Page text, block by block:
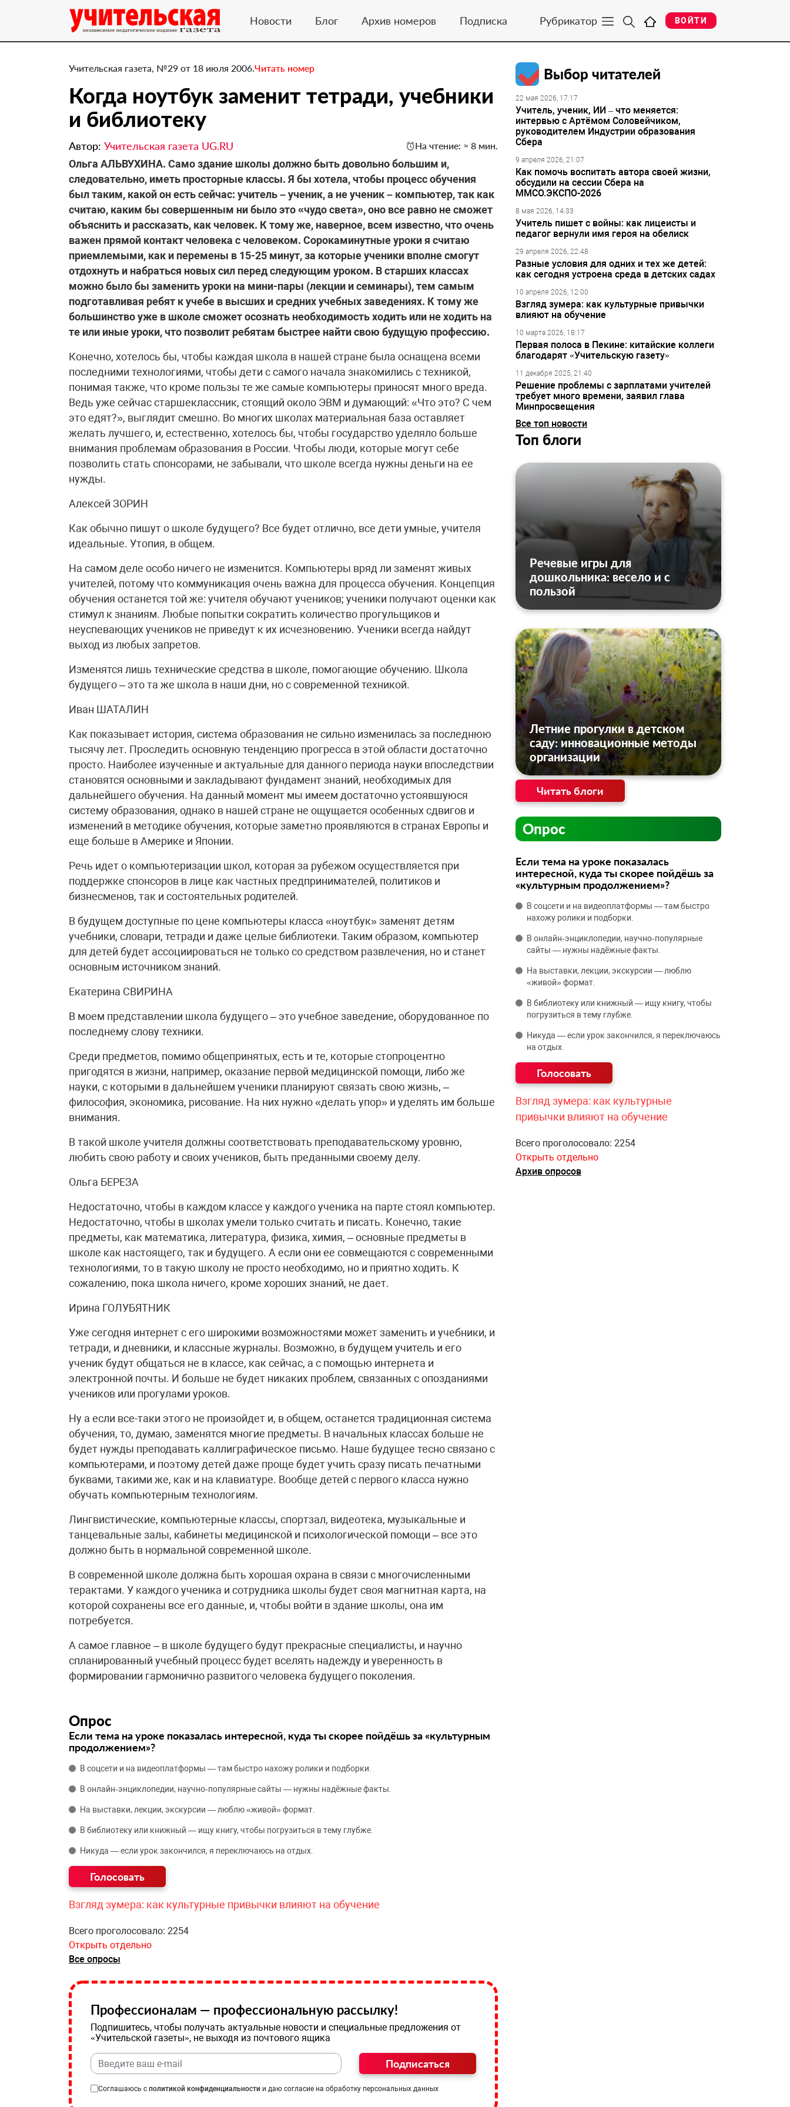
Новости Блог Архив номеров Подписка Рубрикатор ВОЙТИ
Учительская газета, №29 от 18 июля 2006.Читать номер
Когда ноутбук заменит тетради, учебники
и библиотеку
Автор: Учительская газета UG.RU На чтение: ≈ 8 мин.
Ольга АЛЬВУХИНА. Само здание школы должно быть довольно большим и,
следовательно, иметь просторные классы. Я бы хотела, чтобы процесс обучения
был таким, какой он есть сейчас: учитель – ученик, а не ученик – компьютер, так как
считаю, каким бы совершенным ни было это «чудо света», оно все равно не сможет
объяснить и рассказать, как человек. К тому же, наверное, всем известно, что очень
важен прямой контакт человека с человеком. Сорокаминутные уроки я считаю
приемлемыми, как и перемены в 15-25 минут, за которые ученики вполне смогут
отдохнуть и набраться новых сил перед следующим уроком. В старших классах
можно было бы заменить уроки на мини-пары (лекции и семинары), тем самым
подготавливая ребят к учебе в высших и средних учебных заведениях. К тому же
большинство уже в школе сможет осознать необходимость ходить или не ходить на
те или иные уроки, что позволит ребятам быстрее найти свою будущую профессию.
Конечно, хотелось бы, чтобы каждая школа в нашей стране была оснащена всеми
последними технологиями, чтобы дети с самого начала знакомились с техникой,
понимая также, что кроме пользы те же самые компьютеры приносят много вреда.
Ведь уже сейчас старшеклассник, стоящий около ЭВМ и думающий: «Что это? С чем
это едят?», выглядит смешно. Во многих школах материальная база оставляет
желать лучшего, и, естественно, хотелось бы, чтобы государство уделяло больше
внимания проблемам образования в России. Чтобы люди, которые могут себе
позволить стать спонсорами, не забывали, что школе всегда нужны деньги на ее
нужды.
Алексей ЗОРИН
Как обычно пишут о школе будущего? Все будет отлично, все дети умные, учителя
идеальные. Утопия, в общем.
На самом деле особо ничего не изменится. Компьютеры вряд ли заменят живых
учителей, потому что коммуникация очень важна для процесса обучения. Концепция
обучения останется той же: учителя обучают учеников; ученики получают оценки как
стимул к знаниям. Любые попытки сократить количество прогульщиков и
неуспевающих учеников не приведут к их исчезновению. Ученики всегда найдут
выход из любых запретов.
Изменятся лишь технические средства в школе, помогающие обучению. Школа
будущего – это та же школа в наши дни, но с современной техникой.
Иван ШАТАЛИН
Как показывает история, система образования не сильно изменилась за последнюю
тысячу лет. Проследить основную тенденцию прогресса в этой области достаточно
просто. Наиболее изученные и актуальные для данного периода науки впоследствии
становятся основными и закладывают фундамент знаний, необходимых для
дальнейшего обучения. На данный момент мы имеем достаточно устоявшуюся
систему образования, однако в нашей стране не ощущается особенных сдвигов и
изменений в методике обучения, которые заметно проявляются в странах Европы и
еще больше в Америке и Японии.
Речь идет о компьютеризации школ, которая за рубежом осуществляется при
поддержке спонсоров в лице как частных предпринимателей, политиков и
бизнесменов, так и состоятельных родителей.
В будущем доступные по цене компьютеры класса «ноутбук» заменят детям
учебники, словари, тетради и даже целые библиотеки. Таким образом, компьютер
для детей будет ассоциироваться не только со средством развлечения, но и станет
основным источником знаний.
Екатерина СВИРИНА
В моем представлении школа будущего – это учебное заведение, оборудованное по
последнему слову техники.
Среди предметов, помимо общепринятых, есть и те, которые стопроцентно
пригодятся в жизни, например, оказание первой медицинской помощи, либо же
науки, с которыми в дальнейшем ученики планируют связать свою жизнь, –
философия, экономика, рисование. На них нужно «делать упор» и уделять им больше
внимания.
В такой школе учителя должны соответствовать преподавательскому уровню,
любить свою работу и своих учеников, быть преданными своему делу.
Ольга БЕРЕЗА
Недостаточно, чтобы в каждом классе у каждого ученика на парте стоял компьютер.
Недостаточно, чтобы в школах умели только считать и писать. Конечно, такие
предметы, как математика, литература, физика, химия, – основные предметы в
школе как настоящего, так и будущего. А если они ее совмещаются с современными
технологиями, то в такую школу не просто необходимо, но и приятно ходить. К
сожалению, пока школа ничего, кроме хороших знаний, не дает.
Ирина ГОЛУБЯТНИК
Уже сегодня интернет с его широкими возможностями может заменить и учебники, и
тетради, и дневники, и классные журналы. Возможно, в будущем учитель и его
ученик будут общаться не в классе, как сейчас, а с помощью интернета и
электронной почты. И больше не будет никаких проблем, связанных с опозданиями
учеников или прогулами уроков.
Ну а если все-таки этого не произойдет и, в общем, останется традиционная система
обучения, то, думаю, заменятся многие предметы. В начальных классах больше не
будет нужды преподавать каллиграфическое письмо. Наше будущее тесно связано с
компьютерами, и поэтому детей даже проще будет учить сразу писать печатными
буквами, такими же, как и на клавиатуре. Вообще детей с первого класса нужно
обучать компьютерным технологиям.
Лингвистические, компьютерные классы, спортзал, видеотека, музыкальные и
танцевальные залы, кабинеты медицинской и психологической помощи – все это
должно быть в нормальной современной школе.
В современной школе должна быть хорошая охрана в связи с многочисленными
терактами. У каждого ученика и сотрудника школы будет своя магнитная карта, на
которой сохранены все его данные, и, чтобы войти в здание школы, она им
потребуется.
А самое главное – в школе будущего будут прекрасные специалисты, и научно
спланированный учебный процесс будет вселять надежду и уверенность в
формировании гармонично развитого человека будущего поколения.
Опрос
Если тема на уроке показалась интересной, куда ты скорее пойдёшь за «культурным
продолжением»?
В соцсети и на видеоплатформы — там быстро нахожу ролики и подборки.
В онлайн‑энциклопедии, научно‑популярные сайты — нужны надёжные факты.
На выставки, лекции, экскурсии — люблю «живой» формат.
В библиотеку или книжный — ищу книгу, чтобы погрузиться в тему глубже.
Никуда — если урок закончился, я переключаюсь на отдых.
Взгляд зумера: как культурные привычки влияют на обучение
Всего проголосовало: 2254
Открыть отдельно
Все опросы
Профессионалам — профессиональную рассылку!
Подпишитесь, чтобы получать актуальные новости и специальные предложения от
«Учительской газеты», не выходя из почтового ящика
Подписаться
Соглашаюсь с политикой конфиденциальности и даю согласие на обработку персональных данных
Выбор читателей
22 мая 2026, 17:17
Учитель, ученик, ИИ – что меняется:
интервью с Артёмом Соловейчиком,
руководителем Индустрии образования
Сбера
9 апреля 2026, 21:07
Как помочь воспитать автора своей жизни,
обсудили на сессии Сбера на
ММСО.ЭКСПО-2026
8 мая 2026, 14:33
Учитель пишет с войны: как лицеисты и
педагог вернули имя героя на обелиск
29 апреля 2026, 22:48
Разные условия для одних и тех же детей:
как сегодня устроена среда в детских садах
10 апреля 2026, 12:00
Взгляд зумера: как культурные привычки
влияют на обучение
10 марта 2026, 18:17
Первая полоса в Пекине: китайские коллеги
благодарят «Учительскую газету»
11 декабря 2025, 21:40
Решение проблемы с зарплатами учителей
требует много времени, заявил глава
Минпросвещения
Все топ новости
Топ блоги
Речевые игры для
дошкольника: весело и с
пользой
Летние прогулки в детском
саду: инновационные методы
организации
Читать блоги
Опрос
Если тема на уроке показалась
интересной, куда ты скорее пойдёшь за
«культурным продолжением»?
В соцсети и на видеоплатформы — там быстро
нахожу ролики и подборки.
В онлайн‑энциклопедии, научно‑популярные
сайты — нужны надёжные факты.
На выставки, лекции, экскурсии — люблю
«живой» формат.
В библиотеку или книжный — ищу книгу, чтобы
погрузиться в тему глубже.
Никуда — если урок закончился, я переключаюсь
на отдых.
Взгляд зумера: как культурные
привычки влияют на обучение
Всего проголосовало: 2254
Открыть отдельно
Архив опросов